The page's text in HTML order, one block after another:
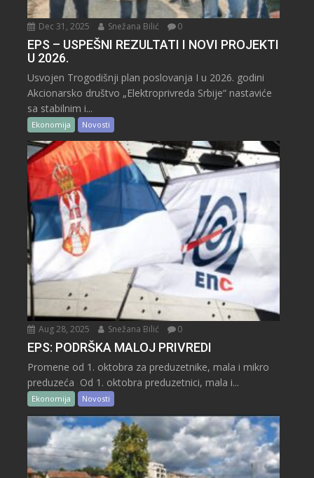
Dec 31, 2025 Snežana Bilić 0
EPS – USPEŠNI REZULTATI I NOVI PROJEKTI
U 2026.
Usvojen Trogodišnji plan poslovanja I u 2026. godini
Akcionarsko društvo „Elektroprivreda Srbije“ nastaviće
sa stabilnim i...
Ekonomija Novosti
Aug 28, 2025 Snežana Bilić 0
EPS: PODRŠKA MALOJ PRIVREDI
Promene od 1. oktobra za preduzetnike, mala i mikro
preduzeća Od 1. oktobra preduzetnici, mala i...
Ekonomija Novosti